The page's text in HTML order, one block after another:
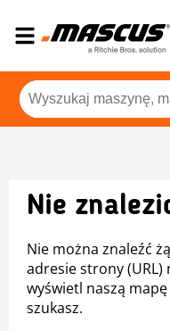
Nie
Nie można znaleźć
adresie strony
wyświetl naszą
szukasz.